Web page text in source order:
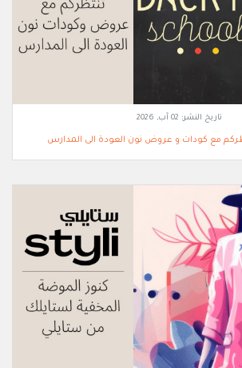
تاريخ النشر: 02 آب, 2026
مع كودات و عروض نون العودة الى المدارس